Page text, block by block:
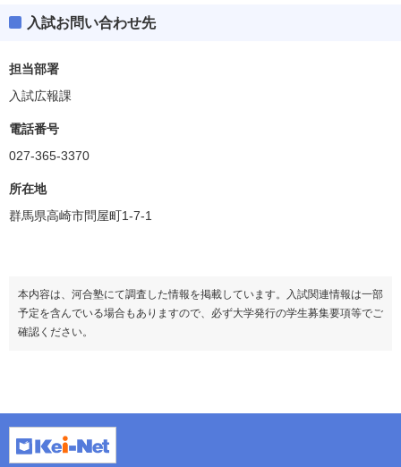
入試お問い合わせ先
担当部署
入試広報課
電話番号
027-365-3370
所在地
群馬県高崎市問屋町1-7-1
本内容は、河合塾にて調査した情報を掲載しています。入試関連情報は一部
予定を含んでいる場合もありますので、必ず大学発行の学生募集要項等でご
確認ください。